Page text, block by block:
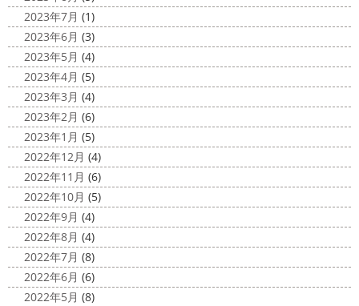
カ陽気になり過ごしやすくなりましたね
お知らせをさせていただきます
先日、弊社が日本ペイン
ト神奈川営業所様より優良施工会社として表彰されました
このよ ...
HAPPY HALLOWEEN
＊湘南の
外壁塗装専門店＊
ちょっとご無沙汰してる間にもう11月も
10日が過ぎようとしていますね
2020年もあっとゆう間
に終わってしまう～
今年はコロナの影響で色々なイベン
トもなくなり淋しいですね… ですが、先日ブログでもお伝
えしたマービスタ ...
2020/11/02
ウェット完成
＊湘南の外壁塗装専
門店＊
こんにちは!! 今週も１週間始まりました
が、明日は祝日です
今日も１日頑張りましょう
さて
さて、先日のブログで書いた、小倉氏のオーダーしたウェ
ットが完成しました
着心地抜群の様です
はおち
ゃんも一緒にパチリ
2023年7月 (1)
2023年6月 (3)
2023年5月 (4)
2023年4月 (5)
2023年3月 (4)
2023年2月 (6)
2023年1月 (5)
2022年12月 (4)
2022年11月 (6)
2022年10月 (5)
2022年9月 (4)
2022年8月 (4)
2022年7月 (8)
2022年6月 (6)
2022年5月 (8)